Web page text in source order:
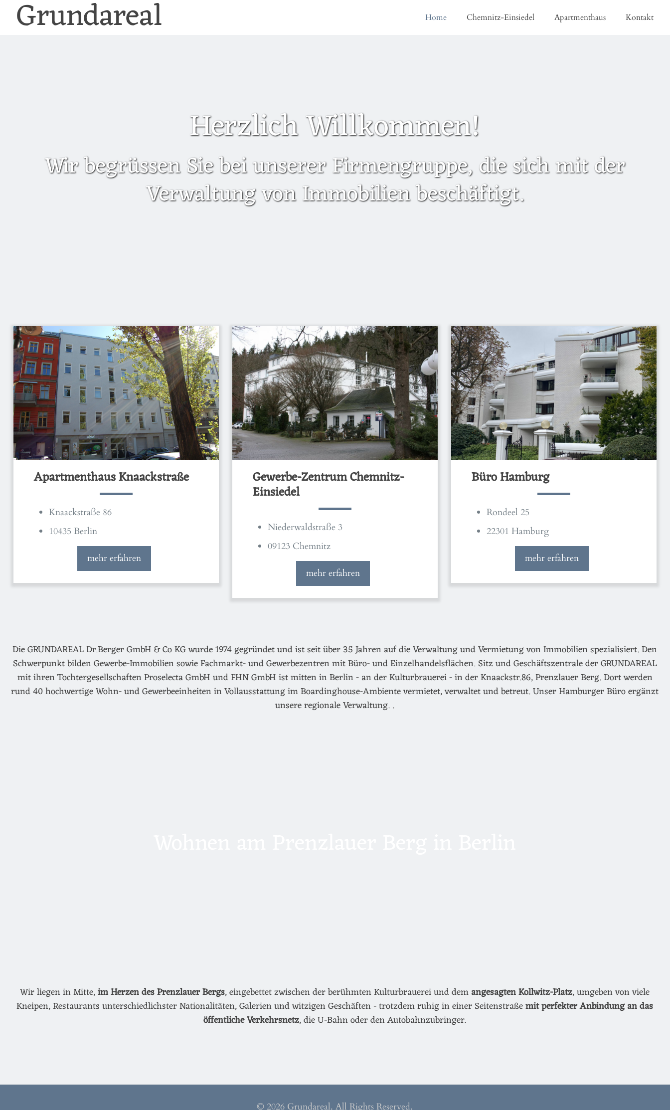
Grundareal Home Chemnitz-Einsiedel Apartmenthaus Kontakt
Herzlich Willkommen!
Wir begrüssen Sie bei unserer Firmengruppe, die sich mit der
Verwaltung von Immobilien beschäftigt.
Apartmenthaus Knaackstraße
Knaackstraße 86
10435 Berlin
mehr erfahren
Gewerbe-Zentrum Chemnitz-
Einsiedel
Niederwaldstraße 3
09123 Chemnitz
mehr erfahren
Büro Hamburg
Rondeel 25
22301 Hamburg
mehr erfahren
Die GRUNDAREAL Dr.Berger GmbH & Co KG wurde 1974 gegründet und ist seit über 35 Jahren auf die Verwaltung und Vermietung von Immobilien spezialisiert. Den
Schwerpunkt bilden Gewerbe-Immobilien sowie Fachmarkt- und Gewerbezentren mit Büro- und Einzelhandelsflächen. Sitz und Geschäftszentrale der GRUNDAREAL
mit ihren Tochtergesellschaften Proselecta GmbH und FHN GmbH ist mitten in Berlin - an der Kulturbrauerei - in der Knaackstr.86, Prenzlauer Berg. Dort werden
rund 40 hochwertige Wohn- und Gewerbeeinheiten in Vollausstattung im Boardinghouse-Ambiente vermietet, verwaltet und betreut. Unser Hamburger Büro ergänzt
unsere regionale Verwaltung. .
Wir liegen in Mitte,im Herzen des Prenzlauer Bergs, eingebettet zwischen der berühmten Kulturbrauerei und demangesagten Kollwitz-Platz, umgeben von viele
Kneipen, Restaurants unterschiedlichster Nationalitäten, Galerien und witzigen Geschäften - trotzdem ruhig in einer Seitenstraßemit perfekter Anbindung an das
öffentliche Verkehrsnetz, die U-Bahn oder den Autobahnzubringer.
© 2026 Grundareal. All Rights Reserved.